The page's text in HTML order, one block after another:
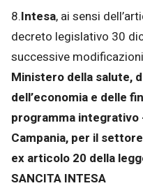
8.Intesa, ai sensi
decreto legislativo 30
successive
Ministero della salute,
dell’economia e delle
programma integrativo
Campania, per il
ex articolo 20 della
SANCITA INTESA